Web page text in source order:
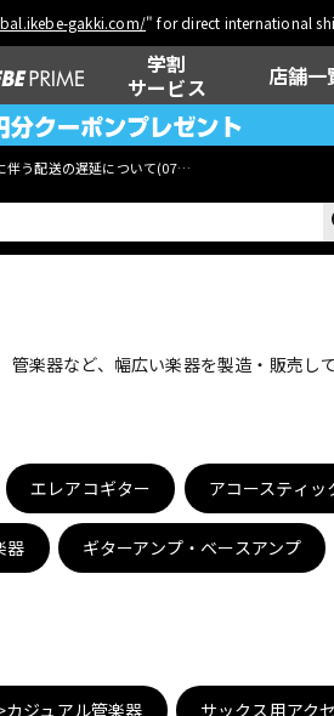
gakki.com/" for direct international
学割
サービス
店舗一
伴う配送の遅延について(07月29日
その他楽器
レコーディン
グ機器
楽器など、幅広い楽器を製造・販売
エレアコギター アコースティ
器 ギターアンプ・ベースアンプ
ジュアル管楽器 サックス用アク